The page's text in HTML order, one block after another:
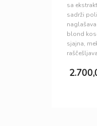
sa
sadrži
blond
sjajna,